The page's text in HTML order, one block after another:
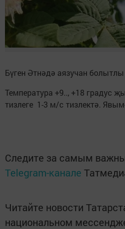
Бүген Әтнәдә аязучан
Температура +9.., +18 градус
тизлеге 1-3 м/с тизлектә.
Следите за самым
Telegram-канале
Читайте новости
национальном